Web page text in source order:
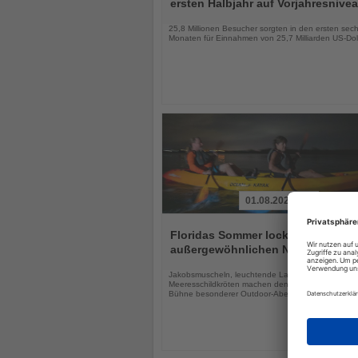
ersten Halbjahr auf
25,8 Millionen Besucher sorgten in den ersten
Monaten für Einnahmen von 25,7 Milliarden US-
Sie
die
Nachrichten
01.08.2026
Floridas Sommer lockt mit drei
außergewöhnlichen
Jakobsmuscheln, leuchtende Lagunen und
Meeresschildkröten machen den Sunshine State zur
Bühne besonderer Outdoor-Abenteuer